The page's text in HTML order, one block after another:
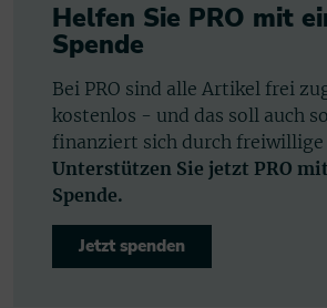
Helfen Sie PRO mit
Spende
Bei PRO sind alle Artikel frei
kostenlos - und das soll auch
finanziert sich durch freiwillige
Unterstützen Sie jetzt PRO
Spende.
Jetzt spenden